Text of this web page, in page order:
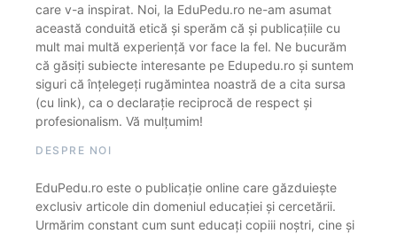
care v-a inspirat. Noi, la EduPedu.ro ne-am asumat
această conduită etică și sperăm că și publicațiile cu
mult mai multă experiență vor face la fel. Ne bucurăm
că găsiți subiecte interesante pe Edupedu.ro și suntem
siguri că înțelegeți rugămintea noastră de a cita sursa
(cu link), ca o declarație reciprocă de respect și
profesionalism. Vă mulțumim!
DESPRE NOI
EduPedu.ro este o publicație online care găzduiește
exclusiv articole din domeniul educației și cercetării.
Urmărim constant cum sunt educați copiii noștri, cine și